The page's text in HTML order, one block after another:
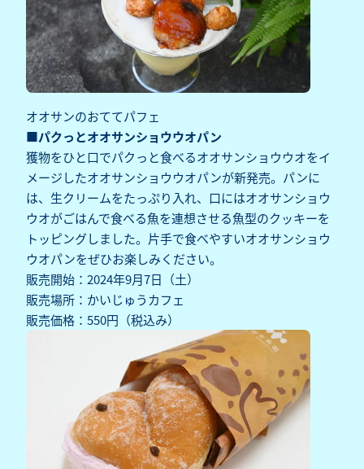
オオサンのおててパフェ
■パクっとオオサンショウウオパン
獲物をひと口でパクっと食べるオオサンショウウオをイ
メージしたオオサンショウウオパンが新発売。パンに
は、生クリームをたっぷり入れ、口にはオオサンショウ
ウオがごはんで食べる魚を連想させる魚型のクッキーを
トッピングしました。片手で食べやすいオオサンショウ
ウオパンをぜひお楽しみください。
販売開始：2024年9月7日（土）
販売場所：かいじゅうカフェ
販売価格：550円（税込み）